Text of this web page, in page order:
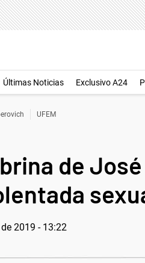
Últimas Noticias Exclusivo A24
UFEM
de
2019 - 13:22